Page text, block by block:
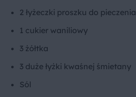
2 łyżeczki proszku do pieczenia
1 cukier waniliowy
3 żółtka
3 duże łyżki kwaśnej śmietany
Sól